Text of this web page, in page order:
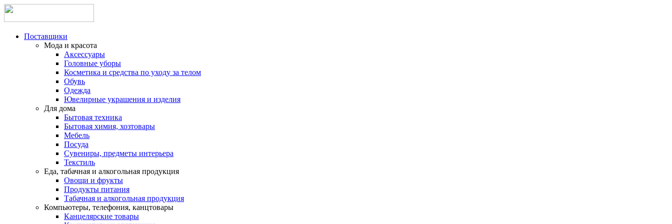
Поставщики
Мода и красота
Аксессуары
Головные уборы
Косметика и средства по уходу за телом
Обувь
Одежда
Ювелирные украшения и изделия
Для дома
Бытовая техника
Бытовая химия, хозтовары
Мебель
Посуда
Сувениры, предметы интерьера
Текстиль
Еда, табачная и алкогольная продукция
Овощи и фрукты
Продукты питания
Табачная и алкогольная продукция
Компьютеры, телефония, канцтовары
Канцелярские товары